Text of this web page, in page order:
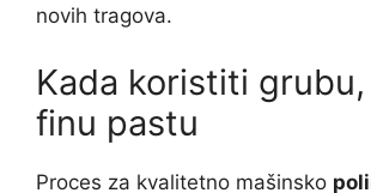
novih tragova.
Kada koristiti
finu pastu
Proces za kvalitetno mašinsko